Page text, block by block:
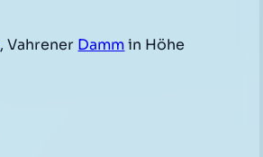
, Vahrener Dammin Höhe